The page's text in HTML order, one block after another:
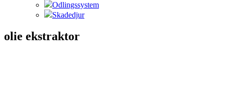
Odlingssystem
Skadedjur
olie ekstraktor